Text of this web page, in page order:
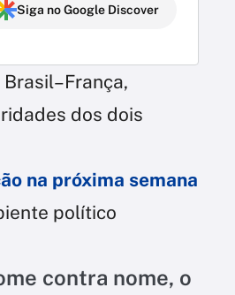
Siga no Google Discover
dos dois
na próxima semana
político
contra nome, o